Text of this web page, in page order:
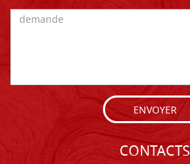
ENVOYER
CONTACTS